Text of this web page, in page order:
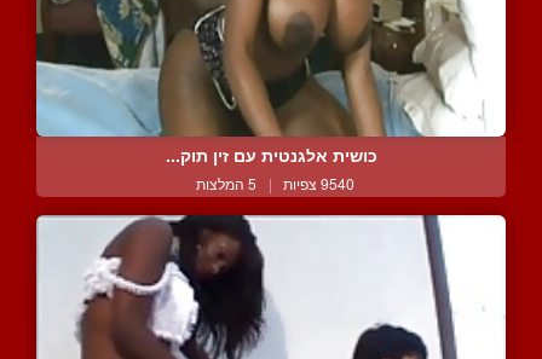
כושית אלגנטית עם זין תוק...
9540 צפיות | 5 המלצות